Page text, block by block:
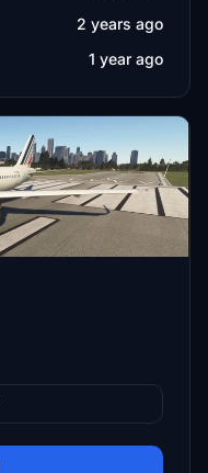
2 years ago
1 year ago